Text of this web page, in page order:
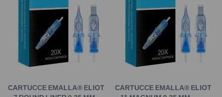
CARTUCCE EMALLA® ELIOT
CARTUCCE EMALLA® ELIOT